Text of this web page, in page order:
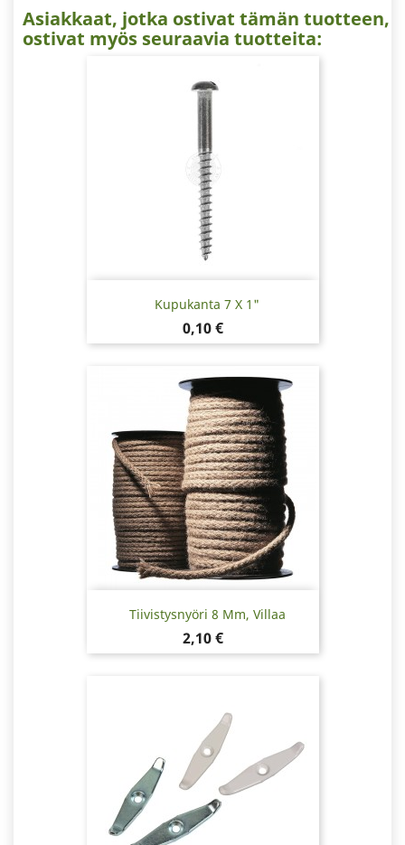
Asiakkaat, jotka ostivat tämän tuotteen,
ostivat myös seuraavia tuotteita:
Kupukanta 7 X 1"
Hinta
0,10 €
Tiivistysnyöri 8 Mm, Villaa
Hinta
2,10 €